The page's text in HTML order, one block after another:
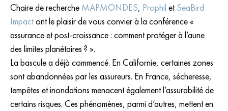
Chaire de recherche MAPMONDES, Prophil et SeaBird
Impactont le plaisir de vous convier à la conférence «
assurance et post-croissance : comment protéger à l’aune
des limites planétaires ? ».
La bascule a déjà commencé. En Californie, certaines zones
sont abandonnées par les assureurs. En France, sécheresse,
tempêtes et inondations menacent également l’assurabilité de
certains risques. Ces phénomènes, parmi d’autres, mettent en